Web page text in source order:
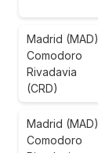
Madrid (MAD)
Comodoro
Rivadavia
(CRD)
Madrid (MAD)
Comodoro